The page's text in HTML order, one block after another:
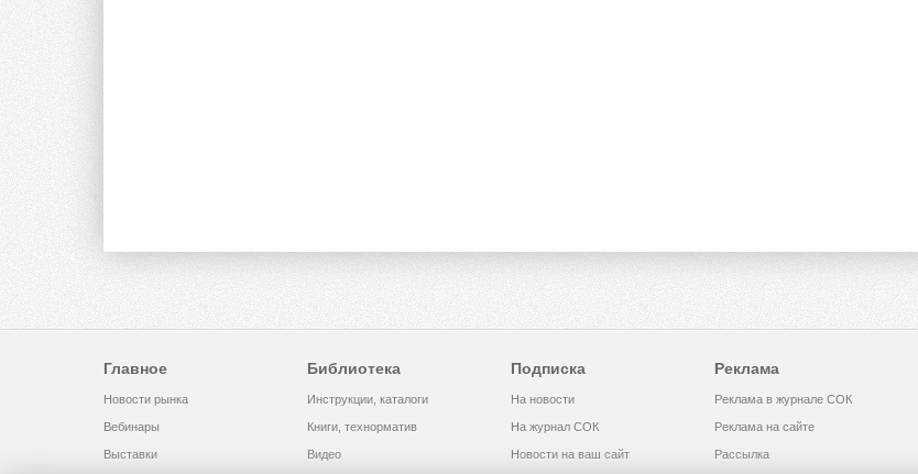
Главное
Новости рынка
Вебинары
Выставки
Библиотека
Инструкции, каталоги
Книги, технорматив
Видео
Подписка
На новости
На журнал СОК
Новости на ваш сайт
Реклама
Реклама в журнале СОК
Реклама на сайте
Рассылка